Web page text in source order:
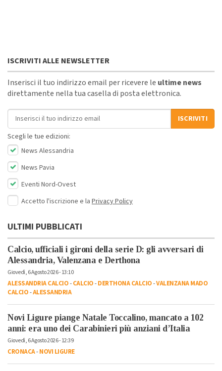
ISCRIVITI ALLE NEWSLETTER
Inserisci il tuo indirizzo email per ricevere le ultime news
direttamente nella tua casella di posta elettronica.
Indirizzo email
ISCRIVITI
Scegli le tue edizioni:
News Alessandria
News Pavia
Eventi Nord-Ovest
Accetto l'iscrizione e la Privacy Policy
ULTIMI PUBBLICATI
Calcio, ufficiali i gironi della serie D: gli avversari di
Alessandria, Valenzana e Derthona
Giovedì, 6 Agosto 2026 - 13:10
ALESSANDRIA CALCIO-CALCIO-DERTHONA CALCIO-VALENZANA MADO
CALCIO-ALESSANDRIA
Novi Ligure piange Natale Toccalino, mancato a 102
anni: era uno dei Carabinieri più anziani d’Italia
Giovedì, 6 Agosto 2026 - 12:39
CRONACA-NOVI LIGURE